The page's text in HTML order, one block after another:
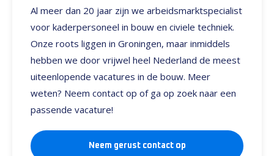
Al meer dan 20 jaar zijn we arbeidsmarktspecialist
voor kaderpersoneel in bouw en civiele techniek.
Onze roots liggen in Groningen, maar inmiddels
hebben we door vrijwel heel Nederland de meest
uiteenlopende vacatures in de bouw. Meer
weten? Neem contact op of ga op zoek naar een
passende vacature!
Neem gerust contact op